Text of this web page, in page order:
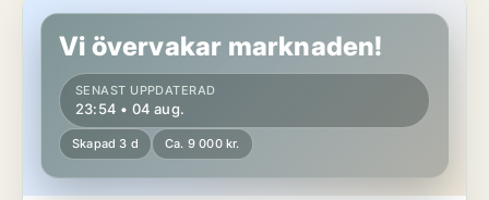
Lägenhet i Sala
Vi övervakar marknaden!
SENAST UPPDATERAD
23:54 • 04 aug.
Skapad 3 d Ca. 9 000 kr.